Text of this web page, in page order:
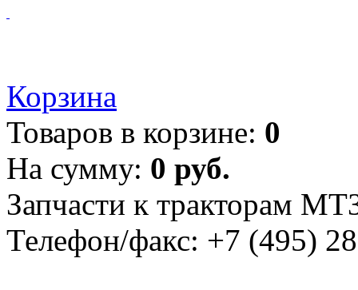
Корзина
Товаров в корзине: 0
На сумму: 0 руб.
Запчасти к тракторам
Телефон/факс: +7 (495)